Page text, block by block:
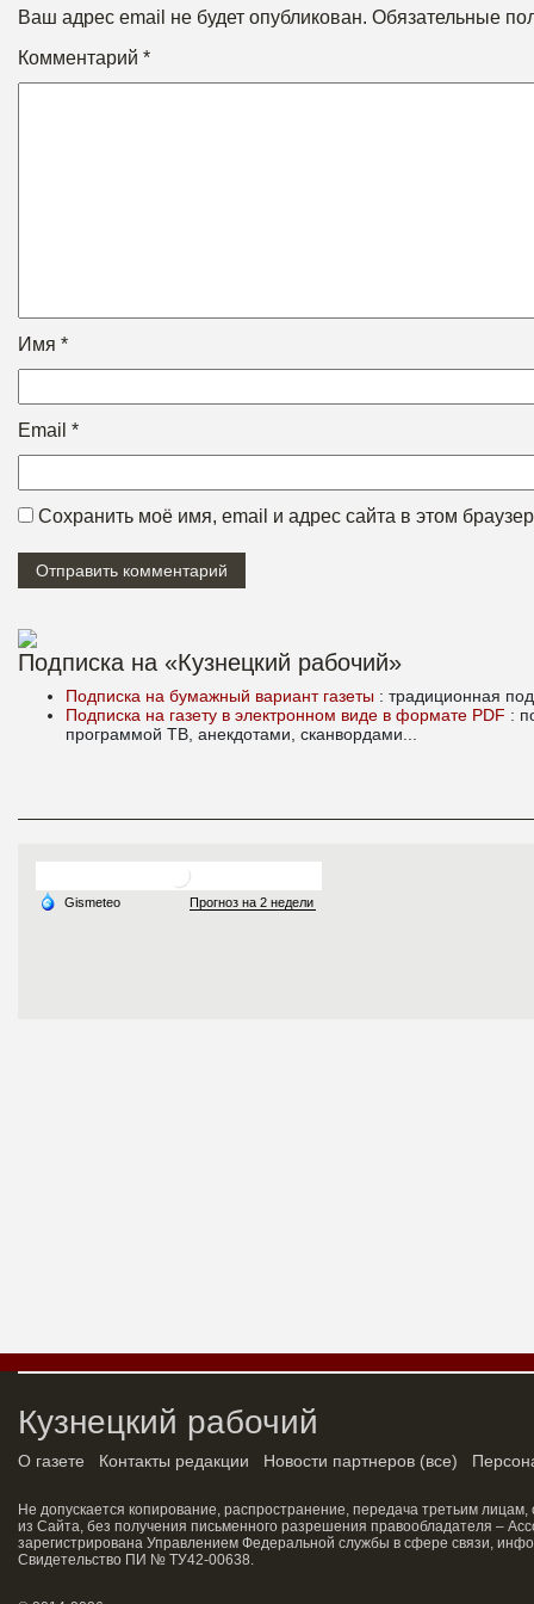
Ваш адрес email не будет опубликован. Обязательные
Комментарий *
Имя *
Email *
Сохранить моё имя, email и адрес сайта в этом
Подписка на «Кузнецкий рабочий»
Подписка на бумажный вариант газеты : традиционная
Подписка на газету в электронном виде в формате PDF :
программой ТВ, анекдотами, сканвордами...
Кузнецкий рабочий
О газете Контакты редакции Новости партнеров (все)
Не допускается копирование, распространение, передача третьим
из Сайта, без получения письменного разрешения правообладателя –
зарегистрирована Управлением Федеральной службы в сфере связи,
Свидетельство ПИ № ТУ42-00638.